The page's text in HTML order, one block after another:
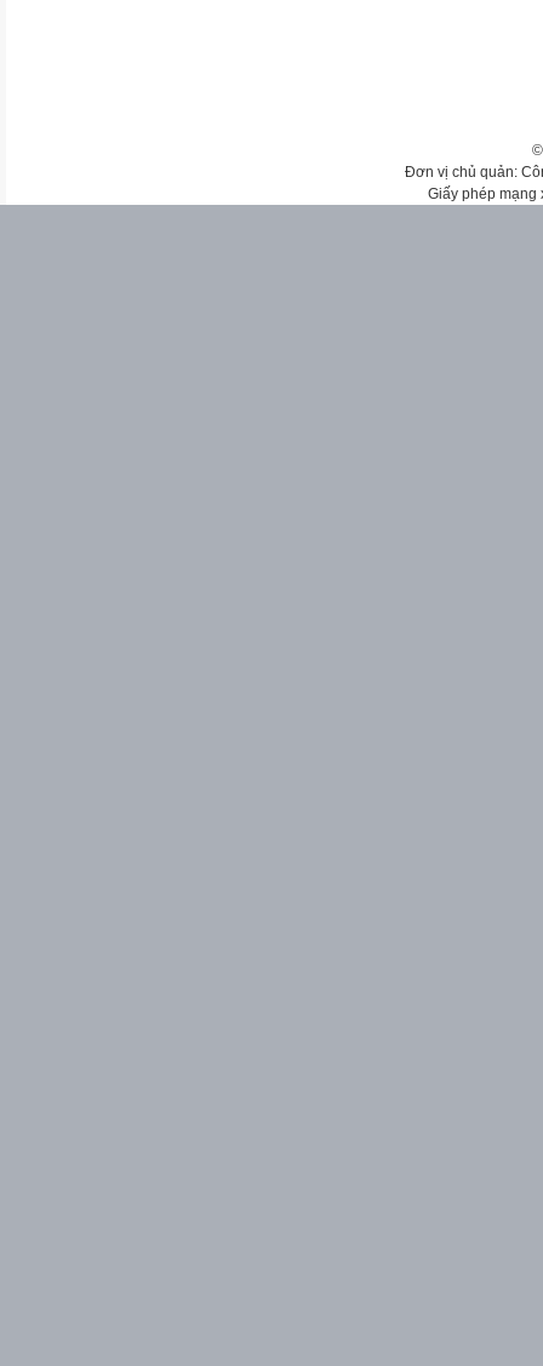
Đơn vị chủ quản:
Giấy phép mạng